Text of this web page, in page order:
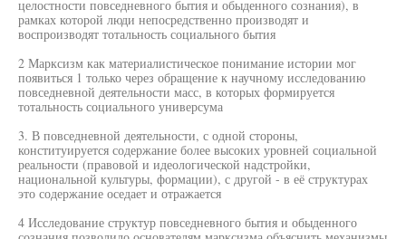
целостности повседневного бытия и обыденного сознания), в
рамках которой люди непосредственно производят и
воспроизводят тотальность социального бытия
2 Марксизм как материалистическое понимание истории мог
появиться 1 только через обращение к научному исследованию
повседневной деятельности масс, в которых формируется
тотальность социального универсума
3. В повседневной деятельности, с одной стороны,
конституируется содержание более высоких уровней социальной
реальности (правовой и идеологической надстройки,
национальной культуры, формации), с другой - в её структурах
это содержание оседает и отражается
4 Исследование структур повседневного бытия и обыденного